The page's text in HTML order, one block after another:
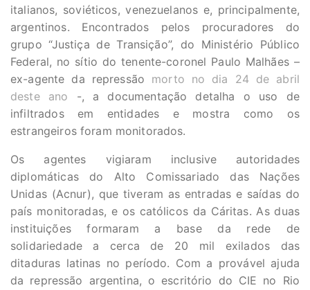
italianos, soviéticos, venezuelanos e, principalmente,
argentinos. Encontrados pelos procuradores do
grupo “Justiça de Transição”, do Ministério Público
Federal, no sítio do tenente-coronel Paulo Malhães –
ex-agente da repressão morto no dia 24 de abril
deste ano -, a documentação detalha o uso de
infiltrados em entidades e mostra como os
estrangeiros foram monitorados.
Os agentes vigiaram inclusive autoridades
diplomáticas do Alto Comissariado das Nações
Unidas (Acnur), que tiveram as entradas e saídas do
país monitoradas, e os católicos da Cáritas. As duas
instituições formaram a base da rede de
solidariedade a cerca de 20 mil exilados das
ditaduras latinas no período. Com a provável ajuda
da repressão argentina, o escritório do CIE no Rio